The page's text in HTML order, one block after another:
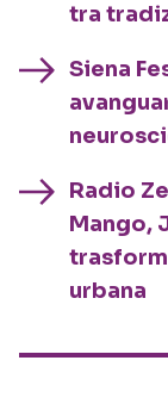
tra
Siena
Radio
Mango,
urbana